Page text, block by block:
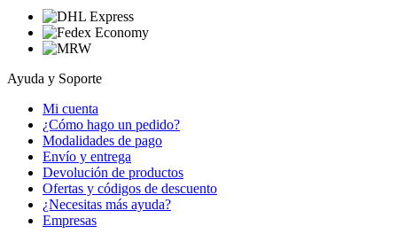
Ayuda y Soporte
Mi cuenta
¿Cómo hago un pedido?
Modalidades de pago
Envío y entrega
Devolución de productos
Ofertas y códigos de descuento
¿Necesitas más ayuda?
Empresas